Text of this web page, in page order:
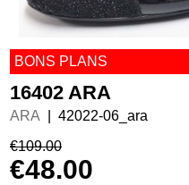
BONS PLANS
16402 ARA
ARA
42022-06_ara
€109.00
€48.00